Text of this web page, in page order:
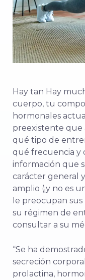
Hay tan Hay
cuerpo, tu
hormonales
preexistente que
qué tipo de
qué frecuencia y
información que
carácter general
amplio (¡y no es
le preocupan
su régimen de
consultar a su
“Se ha
secreción
prolactina,